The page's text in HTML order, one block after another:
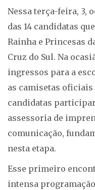
Nessa terça-feira, 3,
das 14 candidatas
Rainha e Princesas
Cruz do Sul. Na
ingressos para a
as camisetas
candidatas
assessoria de
comunicação,
nesta etapa.
Esse primeiro
intensa